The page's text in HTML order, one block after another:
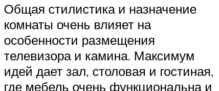
Общая стилистика и назначение
комнаты очень влияет на
особенности размещения
телевизора и камина. Максимум
идей дает зал, столовая и гостиная,
где мебель очень функциональна и